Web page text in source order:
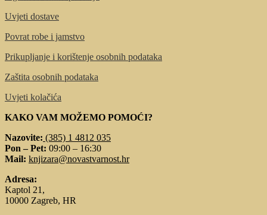
Uvjeti dostave
Povrat robe i jamstvo
Prikupljanje i korištenje osobnih podataka
Zaštita osobnih podataka
Uvjeti kolačića
KAKO VAM MOŽEMO POMOĆI?
Nazovite: (385) 1 4812 035
Pon – Pet: 09:00 – 16:30
Mail: knjizara@novastvarnost.hr
Adresa:
Kaptol 21,
10000 Zagreb, HR